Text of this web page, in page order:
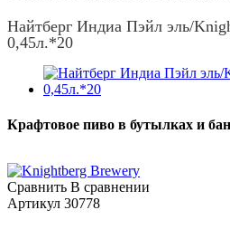
Найтберг Индиа Пэйл эль/
0,45л.*20
Крафтовое пиво в бутылках и
Сравнить В сравнении
Артикул 30778